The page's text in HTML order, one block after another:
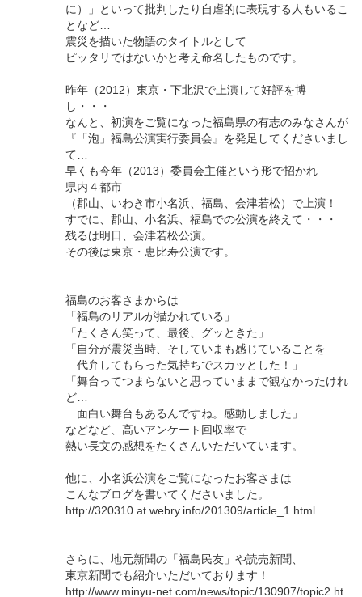
に）」といって批判したり自虐的に表現する人もいるこ
となど…
震災を描いた物語のタイトルとして
ピッタリではないかと考え命名したものです。
昨年（2012）東京・下北沢で上演して好評を博
し・・・
なんと、初演をご覧になった福島県の有志のみなさんが
『「泡」福島公演実行委員会』を発足してくださいまし
て…
早くも今年（2013）委員会主催という形で招かれ
県内４都市
（郡山、いわき市小名浜、福島、会津若松）で上演！
すでに、郡山、小名浜、福島での公演を終えて・・・
残るは明日、会津若松公演。
その後は東京・恵比寿公演です。
福島のお客さまからは
「福島のリアルが描かれている」
「たくさん笑って、最後、グッときた」
「自分が震災当時、そしていまも感じていることを
代弁してもらった気持ちでスカッとした！」
「舞台ってつまらないと思っていままで観なかったけれ
ど…
面白い舞台もあるんですね。感動しました」
などなど、高いアンケート回収率で
熱い長文の感想をたくさんいただいています。
他に、小名浜公演をご覧になったお客さまは
こんなブログを書いてくださいました。
http://320310.at.webry.info/201309/article_1.html
さらに、地元新聞の「福島民友」や読売新聞、
東京新聞でも紹介いただいております！
http://www.minyu-net.com/news/topic/130907/topic2.ht